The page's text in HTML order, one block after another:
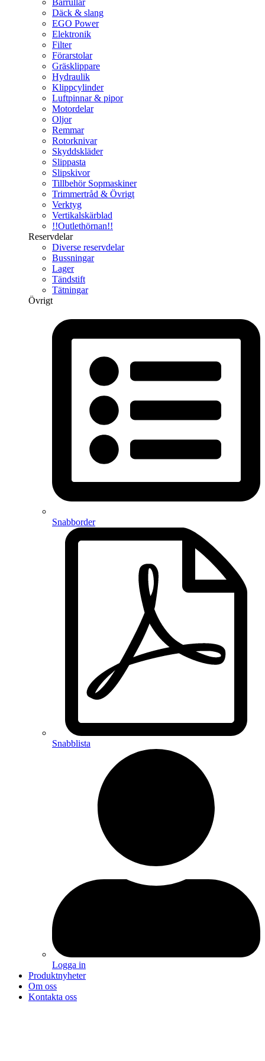
Bärrullar
Däck & slang
EGO Power
Elektronik
Filter
Förarstolar
Gräsklippare
Hydraulik
Klippcylinder
Luftpinnar & pipor
Motordelar
Oljor
Remmar
Rotorknivar
Skyddskläder
Slippasta
Slipskivor
Tillbehör Sopmaskiner
Trimmertråd & Övrigt
Verktyg
Vertikalskärblad
!!Outlethörnan!!
Reservdelar
Diverse reservdelar
Bussningar
Lager
Tändstift
Tätningar
Övrigt
Snabborder
Snabblista
Logga in
Produktnyheter
Om oss
Kontakta oss